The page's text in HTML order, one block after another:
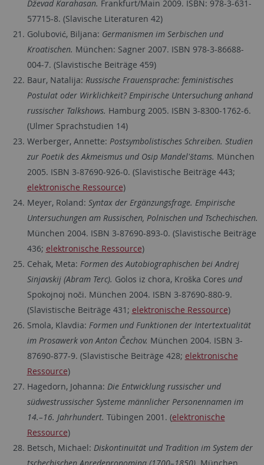
Dževad Karahasan. Frankfurt/Main 2009. ISBN: 978-3-631-
57715-8. (Slavische Literaturen 42)
Golubović, Biljana: Germanismen im Serbischen und
Kroatischen. München: Sagner 2007. ISBN 978-3-86688-
004-7. (Slavistische Beiträge 459)
Baur, Natalija: Russische Frauensprache: feministisches
Postulat oder Wirklichkeit? Empirische Untersuchung anhand
russischer Talkshows. Hamburg 2005. ISBN 3-8300-1762-6.
(Ulmer Sprachstudien 14)
Werberger, Annette: Postsymbolistisches Schreiben. Studien
zur Poetik des Akmeismus und Osip Mandel'štams. München
2005. ISBN 3-87690-926-0. (Slavistische Beiträge 443;
elektronische Ressource)
Meyer, Roland: Syntax der Ergänzungsfrage. Empirische
Untersuchungen am Russischen, Polnischen und Tschechischen.
München 2004. ISBN 3-87690-893-0. (Slavistische Beiträge
436; elektronische Ressource)
Cehak, Meta: Formen des Autobiographischen bei Andrej
Sinjavskij (Abram Terc). Golos iz chora, Kroška Cores und
Spokojnoj noči. München 2004. ISBN 3-87690-880-9.
(Slavistische Beiträge 431; elektronische Ressource)
Smola, Klavdia: Formen und Funktionen der Intertextualität
im Prosawerk von Anton Čechov. München 2004. ISBN 3-
87690-877-9. (Slavistische Beiträge 428; elektronische
Ressource)
Hagedorn, Johanna: Die Entwicklung russischer und
südwestrussischer Systeme männlicher Personennamen im
14.–16. Jahrhundert. Tübingen 2001. (elektronische
Ressource)
Betsch, Michael: Diskontinuität und Tradition im System der